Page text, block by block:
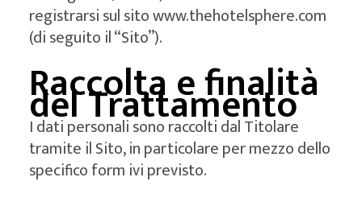
registrarsi sul sito www.thehotelsphere.com
(di seguito il “Sito”).
Raccolta e finalità
del Trattamento
I dati personali sono raccolti dal Titolare
tramite il Sito, in particolare per mezzo dello
specifico form ivi previsto.